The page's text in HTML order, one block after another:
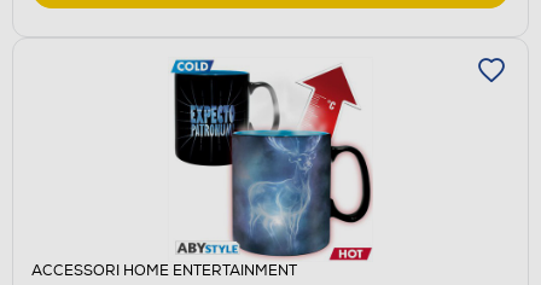
ACCESSORI HOME ENTERTAINMENT